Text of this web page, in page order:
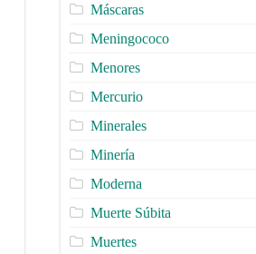
Máscaras
Meningococo
Menores
Mercurio
Minerales
Minería
Moderna
Muerte Súbita
Muertes